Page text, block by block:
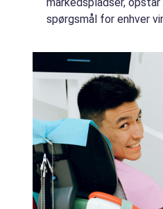
spørgsmål for enhver
virksomhedens visuelle